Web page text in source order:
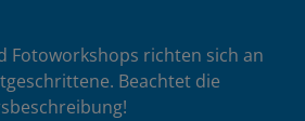
Fotoworkshops richten sich an
Beachtet die